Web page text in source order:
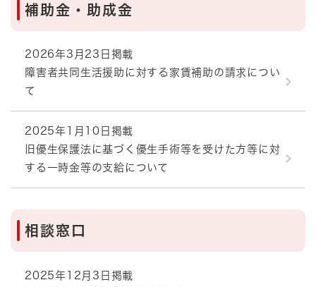
補助金・助成金
2026年3月23日掲載
障害者共同生活援助に対する家賃補助の請求につい
て
2025年1月10日掲載
旧優生保護法に基づく優生手術等を受けた方等に対
する一時金等の支給について
相談窓口
2025年12月3日掲載